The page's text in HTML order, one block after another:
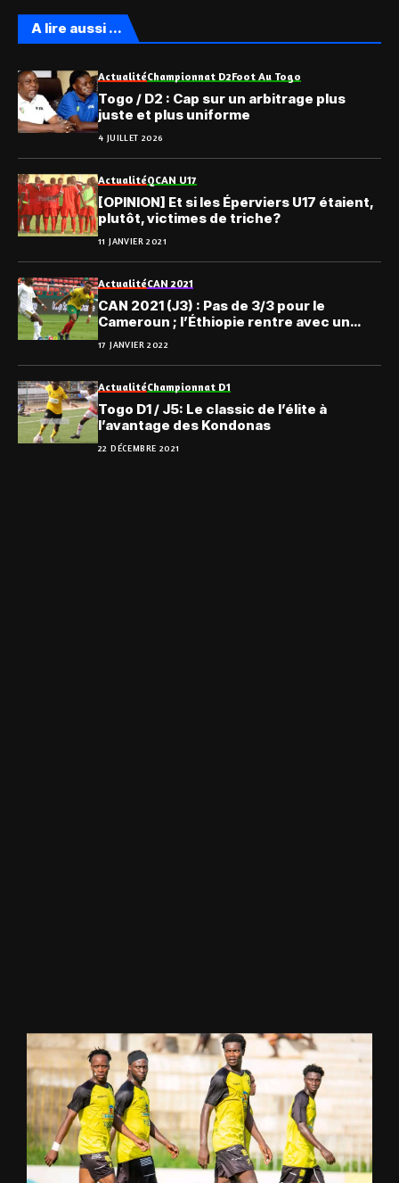
A lire aussi ...
ActualitéChampionnat D2Foot Au Togo
Togo / D2 : Cap sur un arbitrage plus
juste et plus uniforme
4 JUILLET 2026
ActualitéQCAN U17
[OPINION] Et si les Éperviers U17 étaient,
plutôt, victimes de triche?
11 JANVIER 2021
ActualitéCAN 2021
CAN 2021 (J3) : Pas de 3/3 pour le
Cameroun ; l’Éthiopie rentre avec un
point
17 JANVIER 2022
ActualitéChampionnat D1
Togo D1 / J5: Le classic de l’élite à
l’avantage des Kondonas
22 DÉCEMBRE 2021